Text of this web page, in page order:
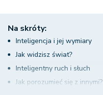
Na skróty:
Inteligencja i jej wymiary
Jak widzisz świat?
Inteligentny ruch i słuch
Jak porozumieć się z innymi?